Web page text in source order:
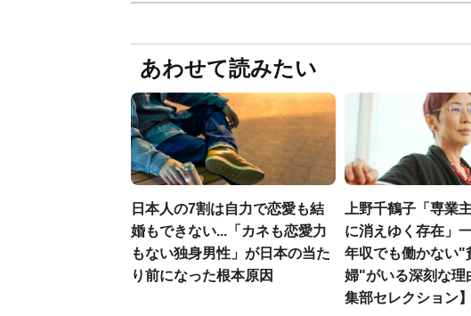
あわせて読みたい
日本人の7割は自力で恋愛も結
婚もできない...「カネも恋愛力
もない独身男性」が日本の当た
り前になった根本原因
上野千鶴子「専業
に消えゆく存在」
年収でも働かない"
婦"がいる深刻な理
集部セレクション】